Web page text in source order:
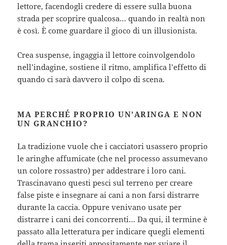
lettore, facendogli credere di essere sulla buona
strada per scoprire qualcosa… quando in realtà non
è così. È come guardare il gioco di un illusionista.
Crea suspense, ingaggia il lettore coinvolgendolo
nell’indagine, sostiene il ritmo, amplifica l’effetto di
quando ci sarà davvero il colpo di scena.
MA PERCHÉ PROPRIO UN’ARINGA E NON
UN GRANCHIO?
La tradizione vuole che i cacciatori usassero proprio
le aringhe affumicate (che nel processo assumevano
un colore rossastro) per addestrare i loro cani.
Trascinavano questi pesci sul terreno per creare
false piste e insegnare ai cani a non farsi distrarre
durante la caccia. Oppure venivano usate per
distrarre i cani dei concorrenti… Da qui, il termine è
passato alla letteratura per indicare quegli elementi